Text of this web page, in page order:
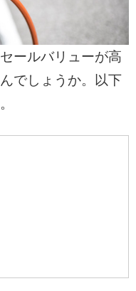
ールバリューが高
でしょうか。以下